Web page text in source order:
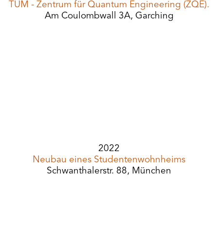
TUM - Zentrum für Quantum Engineering (ZQE).
Am Coulombwall 3A, Garching
2022
Neubau eines Studentenwohnheims
Schwanthalerstr. 88, München